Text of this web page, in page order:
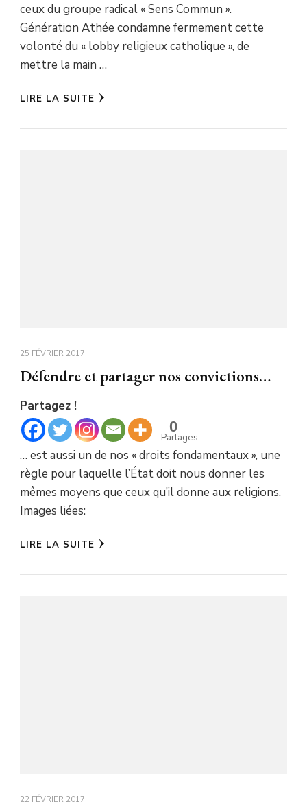
ceux du groupe radical « Sens Commun ».
Génération Athée condamne fermement cette
volonté du « lobby religieux catholique », de
mettre la main …
LIRE LA SUITE
25 FÉVRIER 2017
Défendre et partager nos convictions…
Partagez !
0
Partages
… est aussi un de nos « droits fondamentaux », une
règle pour laquelle l’État doit nous donner les
mêmes moyens que ceux qu’il donne aux religions.
Images liées:
LIRE LA SUITE
22 FÉVRIER 2017